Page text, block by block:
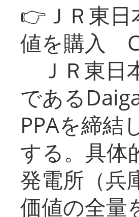
👉ＪＲ東
値を購入
ＪＲ東日
である
PPAを締結
する。具体
発電所（兵
価値の全量